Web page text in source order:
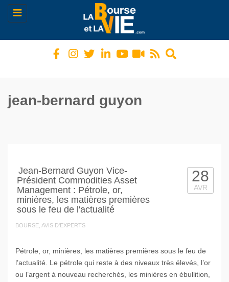
Toggle
navigation
jean-bernard guyon
Jean-Bernard Guyon Vice-
Président Commodities Asset
Management : Pétrole, or,
minières, les matières premières
sous le feu de l'actualité
BOURSE, AVIS D'EXPERTS
28
AVR
Pétrole, or, minières, les matières premières sous le feu de
l’actualité. Le pétrole qui reste à des niveaux très élevés, l’or
ou l’argent à nouveau recherchés, les minières en ébullition,